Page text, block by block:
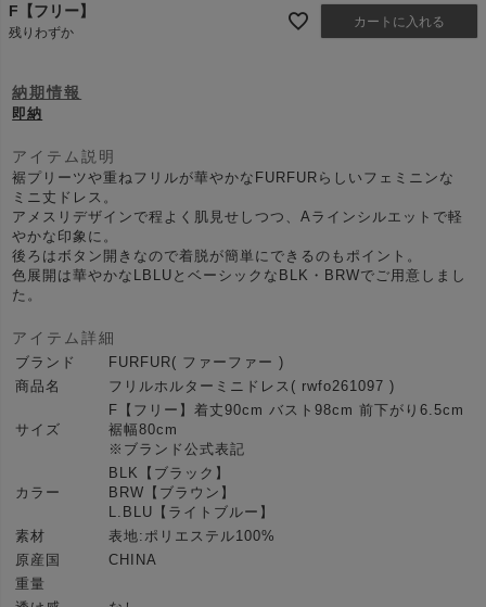
F【フリー】
残りわずか
カートに入れる
納期情報
即納
アイテム説明
裾プリーツや重ねフリルが華やかなFURFURらしいフェミニンな
ミニ丈ドレス。
アメスリデザインで程よく肌見せしつつ、Aラインシルエットで軽
やかな印象に。
後ろはボタン開きなので着脱が簡単にできるのもポイント。
色展開は華やかなLBLUとベーシックなBLK・BRWでご用意しまし
た。
アイテム詳細
ブランド
FURFUR( ファーファー )
商品名
フリルホルターミニドレス( rwfo261097 )
サイズ
F【フリー】着丈90cm バスト98cm 前下がり6.5cm
裾幅80cm
※ブランド公式表記
カラー
BLK【ブラック】
BRW【ブラウン】
L.BLU【ライトブルー】
素材
表地:ポリエステル100%
原産国
CHINA
重量